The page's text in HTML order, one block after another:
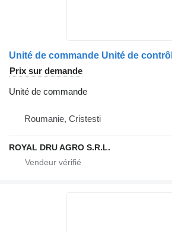
Prix sur demande
Unité de commande
Roumanie, Cristesti
ROYAL DRU AGRO S.R.L.